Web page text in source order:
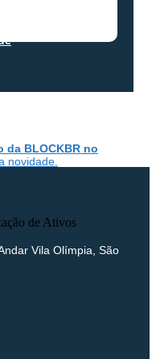
da BLOCKBR no
novidade.
Vila Olímpia, São